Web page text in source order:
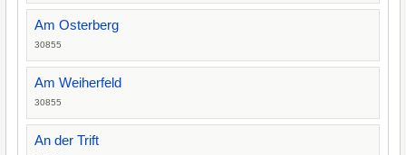
Am Osterberg
30855
Am Weiherfeld
30855
An der Trift